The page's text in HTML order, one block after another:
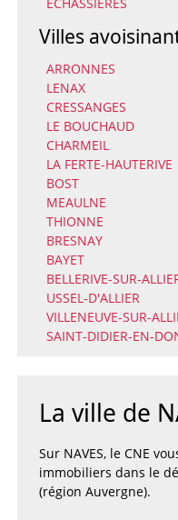
Villes
ARRONNES
LENAX
CRESSANGES
LE BOUCHAUD
CHARMEIL
LA FERTE-HAUTERIVE
BOST
MEAULNE
THIONNE
BRESNAY
BAYET
BELLERIVE-SUR-
USSEL-D'ALLIER
VILLENEUVE-SUR-
SAINT-DIDIER-EN-
La ville de
Sur NAVES, le CNE
immobiliers dans le
(région Auvergne).